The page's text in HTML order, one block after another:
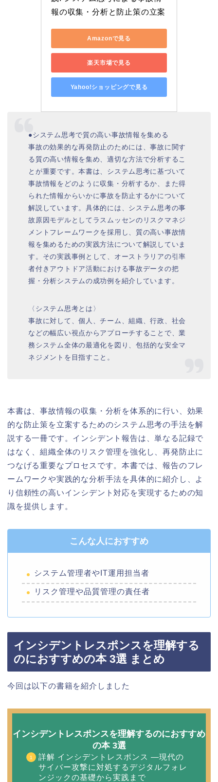
報の収集・分析と防止策の立案
Amazonで見る
楽天市場で見る
Yahoo!ショッピングで見る
●システム思考で質の高い事故情報を集める
事故の効果的な再発防止のためには、事故に関す
る質の高い情報を集め、適切な方法で分析するこ
とが重要です。本書は、システム思考に基づいて
事故情報をどのように収集・分析するか、また得
られた情報からいかに事故を防止するかについて
解説しています。具体的には、システム思考の事
故原因モデルとしてラスムッセンのリスクマネジ
メントフレームワークを採用し、質の高い事故情
報を集めるための実践方法について解説していま
す。その実践事例として、オーストラリアの引率
者付きアウトドア活動における事故データの把
握・分析システムの成功例を紹介しています。
〈システム思考とは〉
事故に対して、個人、チーム、組織、行政、社会
などの幅広い視点からアプローチすることで、業
務システム全体の最適化を図り、包括的な安全マ
ネジメントを目指すこと。
本書は、事故情報の収集・分析を体系的に行い、効果
的な防止策を立案するためのシステム思考の手法を解
説する一冊です。インシデント報告は、単なる記録で
はなく、組織全体のリスク管理を強化し、再発防止に
つなげる重要なプロセスです。本書では、報告のフレ
ームワークや実践的な分析手法を具体的に紹介し、よ
り信頼性の高いインシデント対応を実現するための知
識を提供します。
こんな人におすすめ
システム管理者やIT運用担当者
リスク管理や品質管理の責任者
インシデントレスポンスを理解する
のにおすすめの本 3選 まとめ
今回は以下の書籍を紹介しました
インシデントレスポンスを理解するのにおすすめ
の本 3選
詳解 インシデントレスポンス ―現代の
サイバー攻撃に対処するデジタルフォレ
ンジックの基礎から実践まで